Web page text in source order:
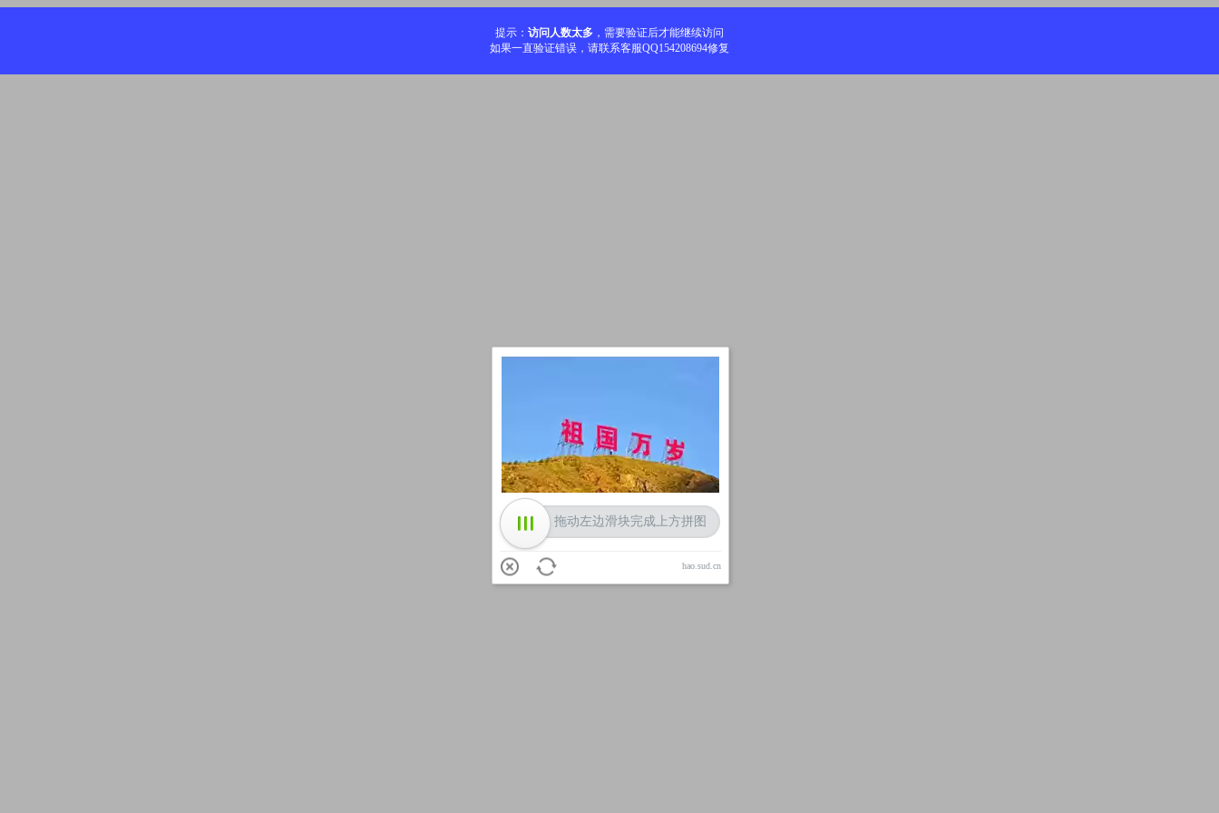
提示： 访问人数太多 ，需要验证后才能继续访问
如果一直验证错误，请联系客服QQ154208694修复
拖动左边滑块完成上方拼图
hao.sud.cn